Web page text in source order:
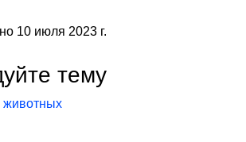
10 июля 2023 г.
тему
животных